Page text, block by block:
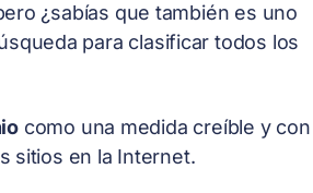
¿sabías que también es uno
para clasificar todos los
como una medida creíble y con
sitios en la Internet.